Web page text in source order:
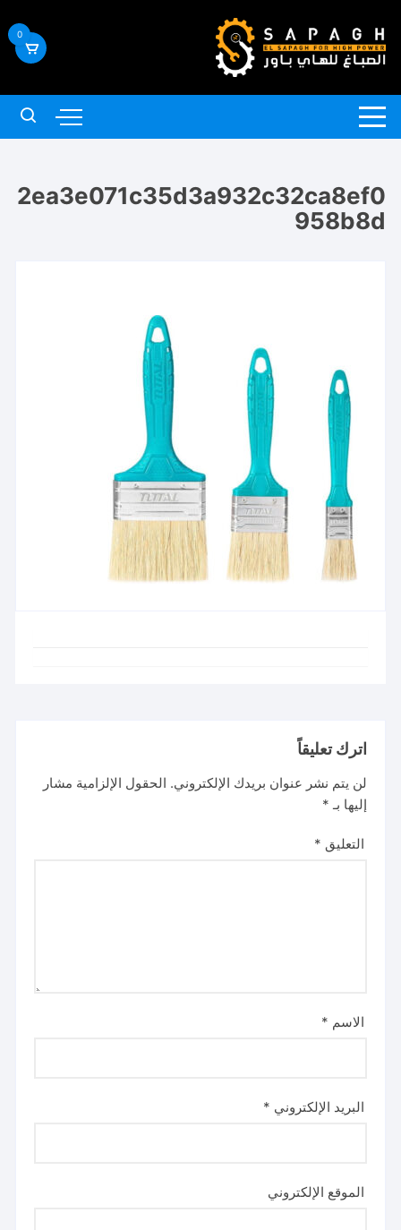
إلى
المحتوى
0
2ea3e071c35d3a932c32ca8ef0
958b8d
اترك تعليقاً
لن يتم نشر عنوان بريدك الإلكتروني. الحقول الإلزامية مشار
إليها بـ *
التعليق *
الاسم *
البريد الإلكتروني *
الموقع الإلكتروني